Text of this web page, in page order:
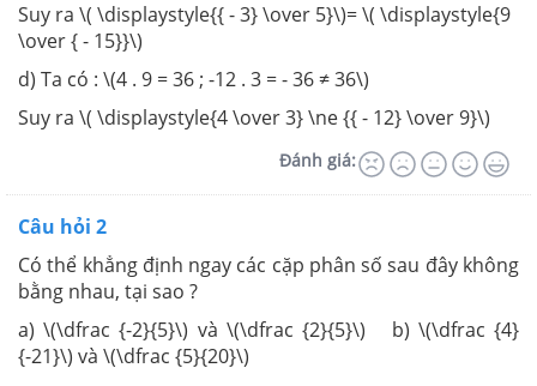
Suy ra \( \displaystyle{{ - 3} \over 5}\)= \( \displaystyle{9
\over { - 15}}\)
d) Ta có : \(4 . 9 = 36 ; -12 . 3 = - 36 ≠ 36\)
Suy ra \( \displaystyle{4 \over 3} \ne {{ - 12} \over 9}\)
Đánh giá:
Câu hỏi 2
Có thể khẳng định ngay các cặp phân số sau đây không
bằng nhau, tại sao ?
a) \(\dfrac {-2}{5}\) và \(\dfrac {2}{5}\) b) \(\dfrac {4}
{-21}\) và \(\dfrac {5}{20}\)